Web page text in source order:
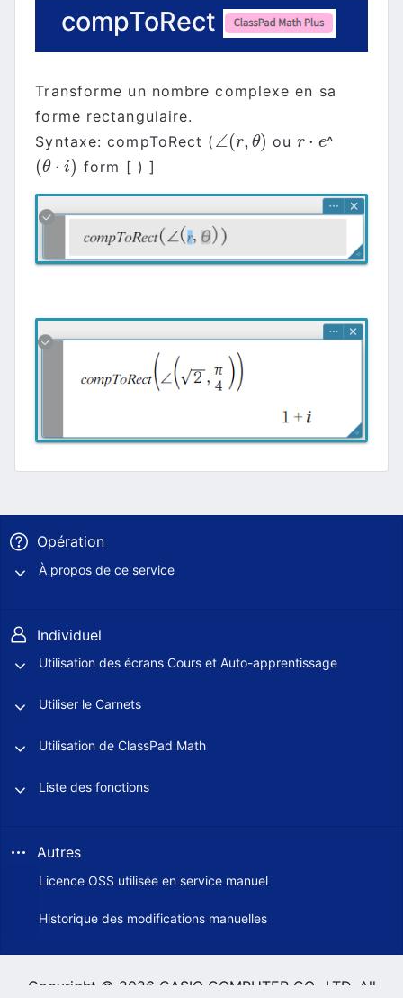
compToRect
Transforme un nombre complexe en sa
forme rectangulaire.
Syntaxe: compToRect ( ∠(r, θ)
∠(r,θ ) ou r ⋅ e
r⋅ e ^
(θ ⋅ i)
(θ⋅ i) form [ ) ]
Opération
À propos de ce service
Individuel
Utilisation des écrans Cours et Auto-apprentissage
Utiliser le Carnets
Utilisation de ClassPad Math
Liste des fonctions
Autres
Licence OSS utilisée en service manuel
Historique des modifications manuelles
Copyright © 2026 CASIO COMPUTER CO., LTD. All